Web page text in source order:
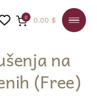
PRETRAGA
0 0.00 $
na
(Free)